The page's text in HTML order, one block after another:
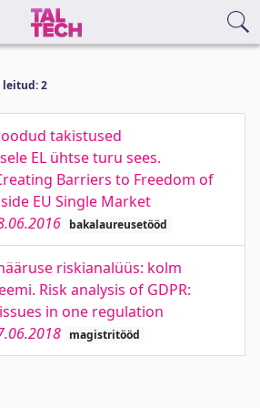
2
takistused
EL ühtse turu sees.
Barriers to Freedom of
EU Single Market
bakalaureusetööd
riskianalüüs: kolm
Risk analysis of GDPR:
in one regulation
magistritööd